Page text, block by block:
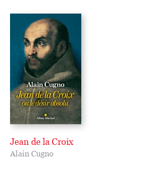
Jean de la Croix
Alain Cugno